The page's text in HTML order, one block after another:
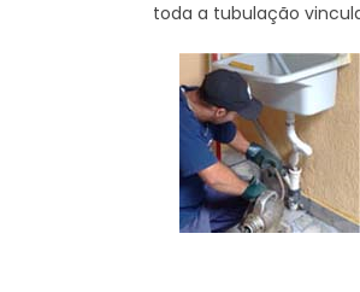
toda a tubulação